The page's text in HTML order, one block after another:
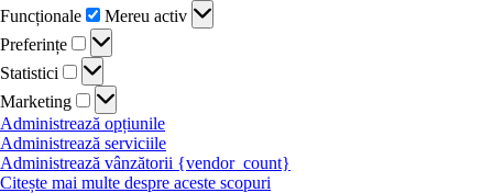
Funcționale
Mereu activ
Preferințe
Statistici
Marketing
Administrează opțiunile
Administrează serviciile
Administrează vânzătorii {vendor_count}
Citește mai multe despre aceste scopuri